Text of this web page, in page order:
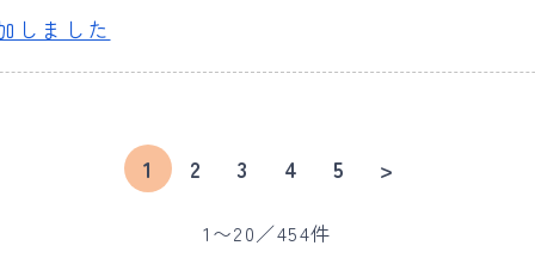
しました
1 2 3 4 5 >
1〜20／454件